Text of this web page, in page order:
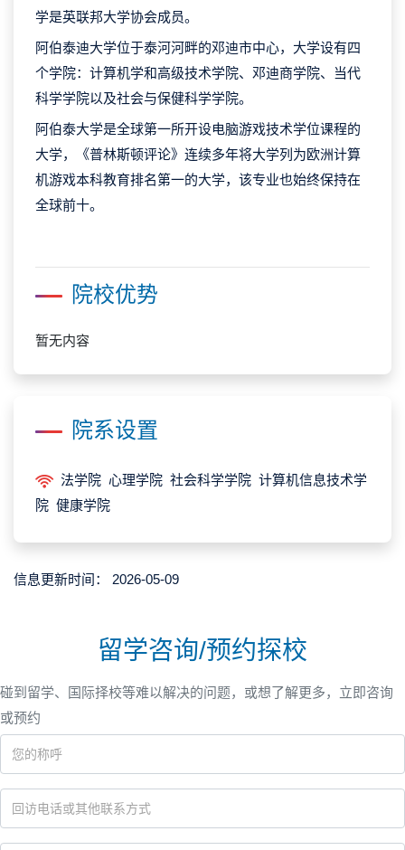
学是英联邦大学协会成员。
阿伯泰迪大学位于泰河河畔的邓迪市中心，大学设有四
个学院：计算机学和高级技术学院、邓迪商学院、当代
科学学院以及社会与保健科学学院。
阿伯泰大学是全球第一所开设电脑游戏技术学位课程的
大学，《普林斯顿评论》连续多年将大学列为欧洲计算
机游戏本科教育排名第一的大学，该专业也始终保持在
全球前十。
院校优势
暂无内容
院系设置
法学院 心理学院 社会科学学院 计算机信息技术学
院 健康学院
信息更新时间： 2026-05-09
留学咨询/预约探校
碰到留学、国际择校等难以解决的问题，或想了解更多，立即咨询
或预约